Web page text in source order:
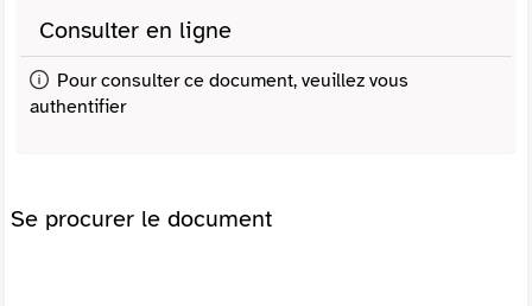
Consulter en ligne
Pour consulter ce document, veuillez vous
authentifier
Se procurer le document